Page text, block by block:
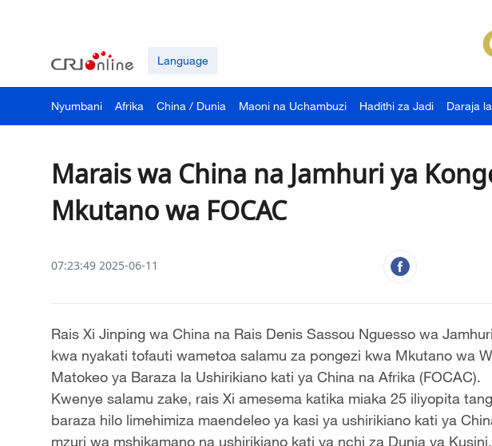
Language
Nyumbani Afrika China / Dunia Maoni na Uchambuzi Hadithi za Jadi Daraja
Marais wa China na Jamhuri ya
Mkutano wa FOCAC
07:23:49 2025-06-11
Rais Xi Jinping wa China na Rais Denis Sassou Nguesso wa
kwa nyakati tofauti wametoa salamu za pongezi kwa Mkutano wa
Matokeo ya Baraza la Ushirikiano kati ya China na Afrika (FOCAC).
Kwenye salamu zake, rais Xi amesema katika miaka 25 iliyopita
baraza hilo limehimiza maendeleo ya kasi ya ushirikiano kati ya
mzuri wa mshikamano na ushirikiano kati ya nchi za Dunia ya